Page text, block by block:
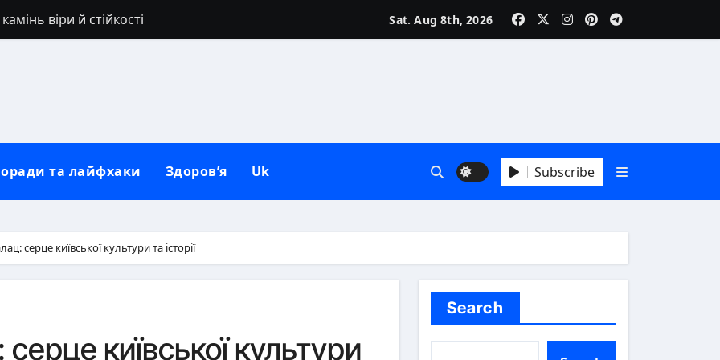
віри й стійкості
точний час і секрети соковитості
прикмети та сучасні реалії
секрети вибору та носіння
для організму
стіл: повний гайд без покарань
Sat. Aug 8th, 2026
та лайфхаки Здоров’я Uk Subscribe
серце київської культури та історії
київської культури
Search